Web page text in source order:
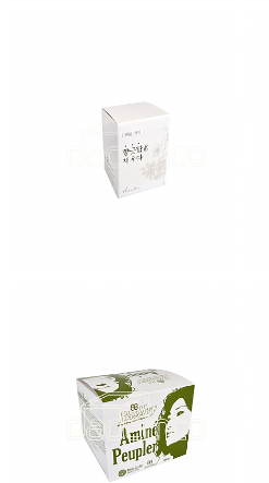
희비차량용 디퓨저
아미노 프루퍼